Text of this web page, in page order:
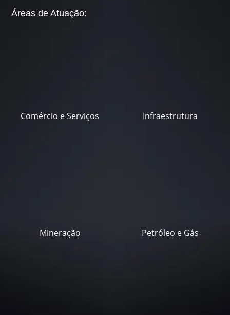
Áreas de Atuação:
Comércio e Serviços Infraestrutura
Mineração Petróleo e Gás